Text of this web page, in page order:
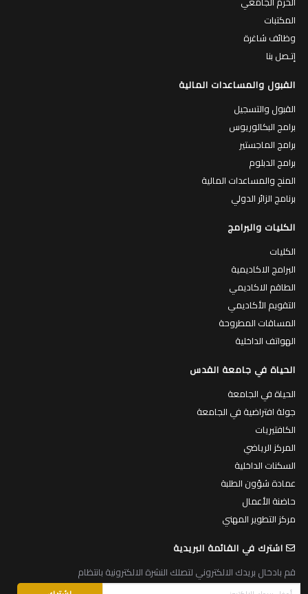
المكتبات
وظائف شاغرة
إتـصل بنا
القبول والمساعدات المالية
القبول والتسجيل
برامج البكالوريوس
برامج الماجستير
برامج الدبلوم
المنح والمساعدات المالية
برنامج الزائر الدولي
الكليات والبرامج
الكليات
البرامج الاكاديمية
الطاقم الاكاديمي
التقويم الأكاديمي
المساقات المطروحة
الهواتف الداخلية
الحياة في جامعة القدس
الحياة في الجامعة
جولة افتراضية في الجامعة
الكافتيريات
المركز الرياضي
السكنات الداخلية
عمادة شؤون الطلبة
حاضنة الأعمال
مركز التطوير المهني
اشترك في القائمة البريدية
قم بادخال بريدك الالكتروني لتصلك النشرة الالكترونية بانتظام